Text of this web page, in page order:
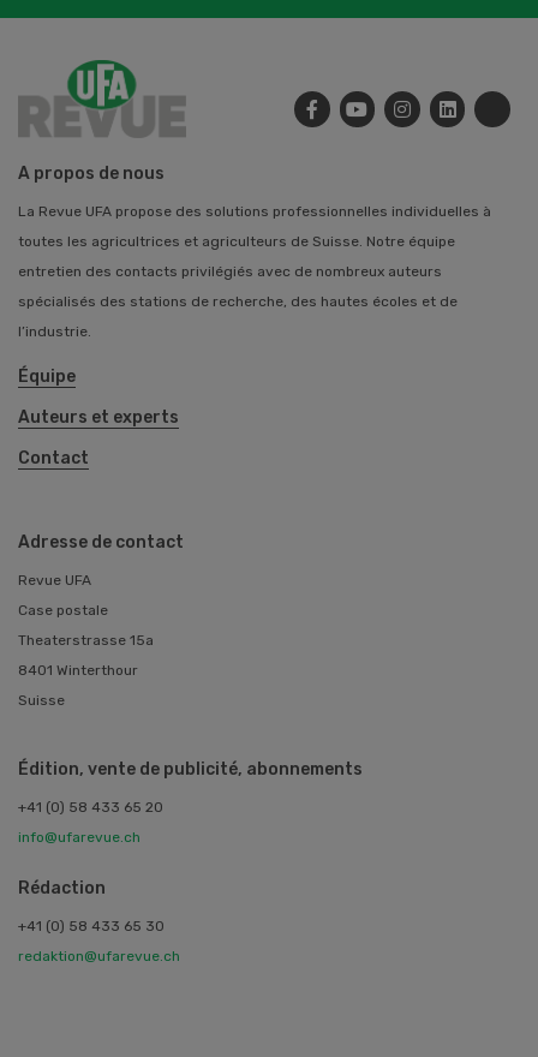
A propos de nous
La Revue UFA propose des solutions professionnelles individuelles à
toutes les agricultrices et agriculteurs de Suisse. Notre équipe
entretien des contacts privilégiés avec de nombreux auteurs
spécialisés des stations de recherche, des hautes écoles et de
l’industrie.
Équipe
Auteurs et experts
Contact
Adresse de contact
Revue UFA
Case postale
Theaterstrasse 15a
8401 Winterthour
Suisse
Édition, vente de publicité, abonnements
+41 (0) 58 433 65 20
info@ufarevue.ch
Rédaction
+41 (0) 58 433 65 30
redaktion@ufarevue.ch